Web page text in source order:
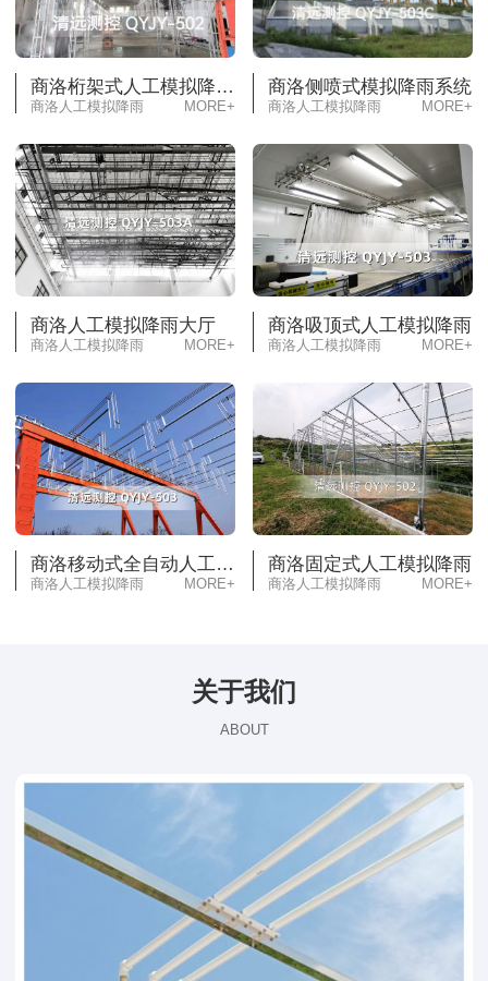
商洛桁架式人工模拟降雨（可升降）
商洛人工模拟降雨 MORE+
商洛侧喷式模拟降雨系统
商洛人工模拟降雨 MORE+
商洛人工模拟降雨大厅
商洛人工模拟降雨 MORE+
商洛吸顶式人工模拟降雨
商洛人工模拟降雨 MORE+
商洛移动式全自动人工模拟降雨
商洛人工模拟降雨 MORE+
商洛固定式人工模拟降雨
商洛人工模拟降雨 MORE+
关于我们
ABOUT